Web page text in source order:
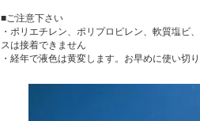
■ご注意下さい
・ポリエチレン、ポリプロピレン、軟質塩ビ
スは接着できません
・経年で液色は黄変します。お早めに使い切り